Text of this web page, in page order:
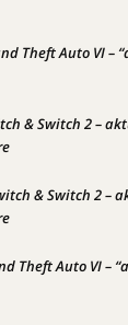
Theft Auto VI –
& Switch 2 –
& Switch 2 –
Theft Auto VI –